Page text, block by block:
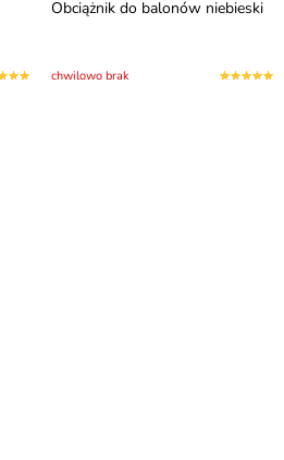
Obciążnik do balonów niebieski
chwilowo brak